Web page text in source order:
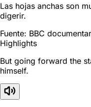
Las hojas anchas son
digerir.
Fuente: BBC
Highlights
But going forward the
himself.